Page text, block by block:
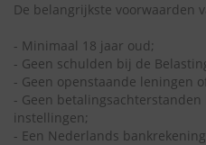
De belangrijkste voorwaarden
- Minimaal 18 jaar oud;
- Geen schulden bij de
- Geen openstaande leningen
- Geen
instellingen;
- Een Nederlands